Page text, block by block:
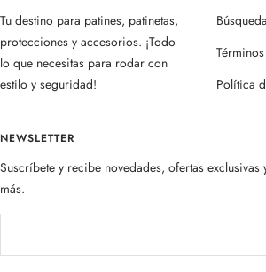
Tu destino para patines, patinetas,
protecciones y accesorios. ¡Todo
lo que necesitas para rodar con
estilo y seguridad!
Búsqueda
Política
NEWSLETTER
Suscríbete y recibe novedades, ofertas exclusivas
más.